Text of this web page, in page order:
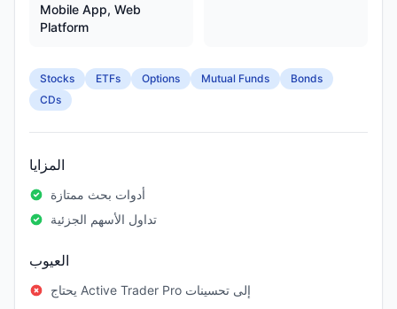
Mobile App, Web
Platform
Stocks ETFs Options Mutual Funds
Bonds
CDs
المزايا
أدوات بحث ممتازة
تداول الأسهم الجزئية
العيوب
يحتاج Active Trader Pro إلى تحسينات